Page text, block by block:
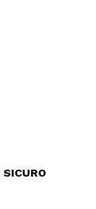
SICURO